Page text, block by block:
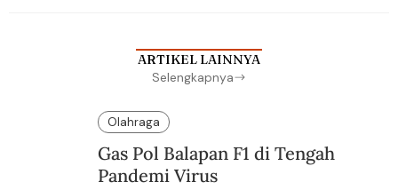
ARTIKEL LAINNYA
Selengkapnya
Olahraga
Gas Pol Balapan F1 di Tengah
Pandemi Virus